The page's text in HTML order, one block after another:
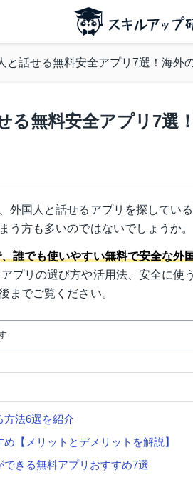
と話せる無料安全アプリ7選！海外
る無料安全アプリ7選
外国人と話せるアプリを探してい
う方も多いのではないでしょうか。
誰でも使いやすい無料で安全な外
プリの選び方や活用法、安全に使
までご覧ください。
方法6選を紹介
【メリットとデメリットを解説】
きる無料アプリおすすめ7選